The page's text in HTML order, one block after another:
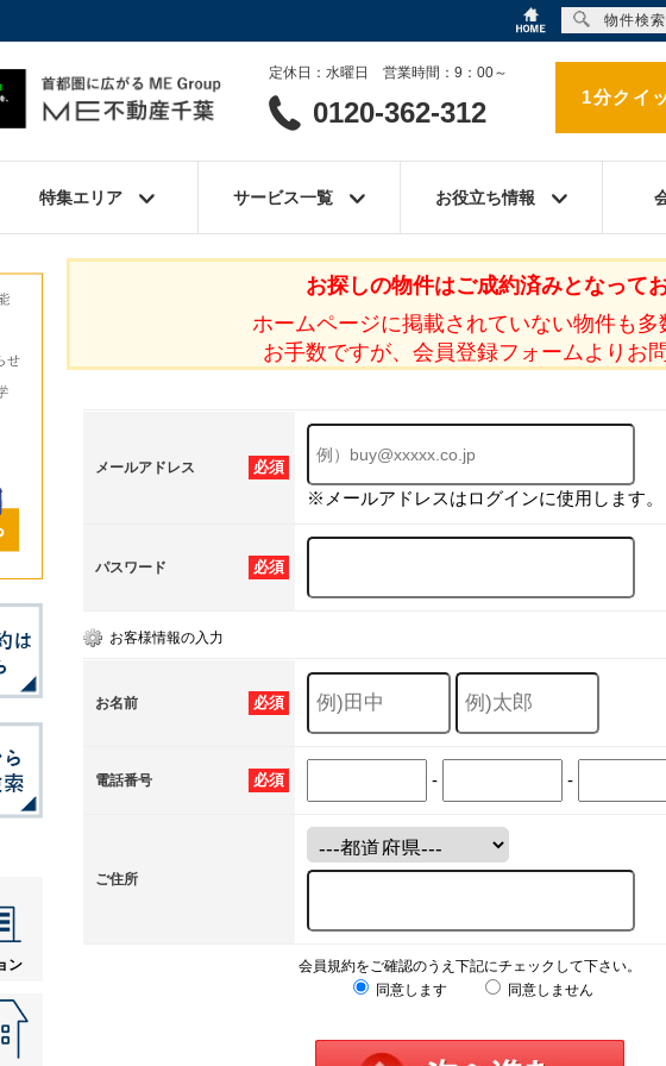
定休日：水曜日 営業時間：9：00～
0120-362-312 1分クイ
特集エリア サービス一覧 お役立ち情報
お探しの物件はご成約済みとなってお
ホームページに掲載されていない物件も多
お手数ですが、会員登録フォームよりお
必須
メールアドレス
※メールアドレスはログインに使用します。
必須
パスワード
お客様情報の入力
必須
お名前
必須
電話番号 - -
ご住所
会員規約をご確認のうえ下記にチェックして下さい。
同意します
同意しません
ン
物件検索